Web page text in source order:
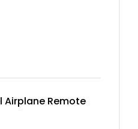
Airplane Remote